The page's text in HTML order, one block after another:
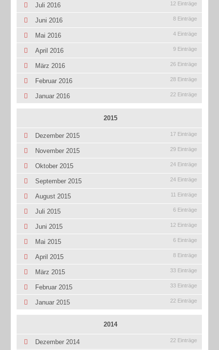
Juli 2016 12 Einträge
Juni 2016 8 Einträge
Mai 2016 4 Einträge
April 2016 9 Einträge
März 2016 26 Einträge
Februar 2016 28 Einträge
Januar 2016 22 Einträge
2015
Dezember 2015 17 Einträge
November 2015 29 Einträge
Oktober 2015 24 Einträge
September 2015 24 Einträge
August 2015 11 Einträge
Juli 2015 6 Einträge
Juni 2015 12 Einträge
Mai 2015 6 Einträge
April 2015 8 Einträge
März 2015 33 Einträge
Februar 2015 33 Einträge
Januar 2015 22 Einträge
2014
Dezember 2014 22 Einträge